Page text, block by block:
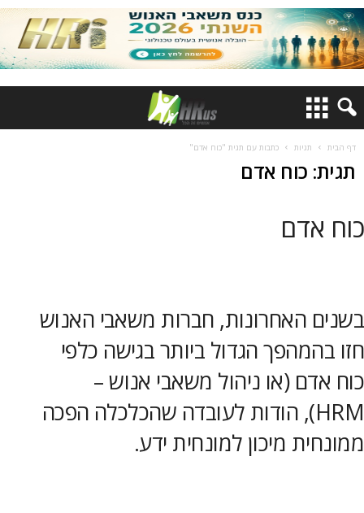
דף הבית תגיות כתבות עם תגית "כוח אדם"
תגית: כוח אדם
כוח אדם
בשנים האחרונות, חברות משאבי האנוש
חזו בהמהפך הגדול ביותר בגישה כלפי
כוח אדם (או ניהול משאבי אנוש –
HRM), הודות לעובדה שהכלכלה הפכה
ממונחית מיכון למונחית ידע.